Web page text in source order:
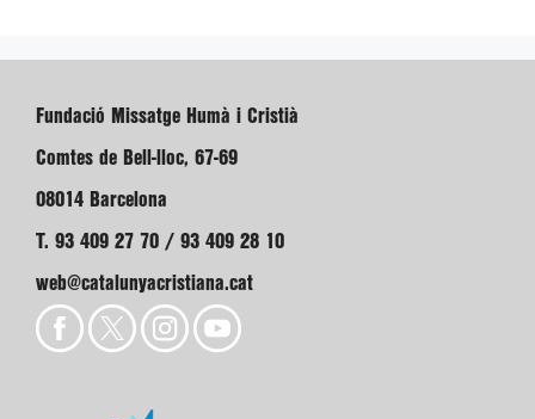
Fundació Missatge Humà i Cristià
Comtes de Bell-lloc, 67-69
08014 Barcelona
T. 93 409 27 70 / 93 409 28 10
web@catalunyacristiana.cat